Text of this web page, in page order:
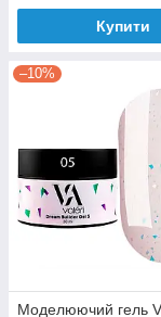
Купити
–10%
Моделюючий гель